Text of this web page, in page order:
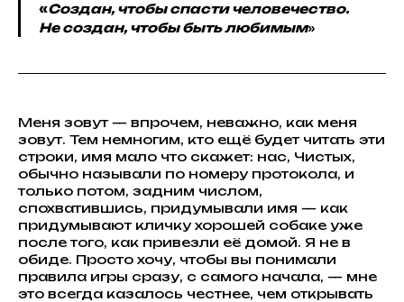
«Создан, чтобы спасти человечество.
Не создан, чтобы быть любимым»
Меня зовут — впрочем, неважно, как меня
зовут. Тем немногим, кто ещё будет читать эти
строки, имя мало что скажет: нас, Чистых,
обычно называли по номеру протокола, и
только потом, задним числом,
спохватившись, придумывали имя — как
придумывают кличку хорошей собаке уже
после того, как привезли её домой. Я не в
обиде. Просто хочу, чтобы вы понимали
правила игры сразу, с самого начала, — мне
это всегда казалось честнее, чем открывать